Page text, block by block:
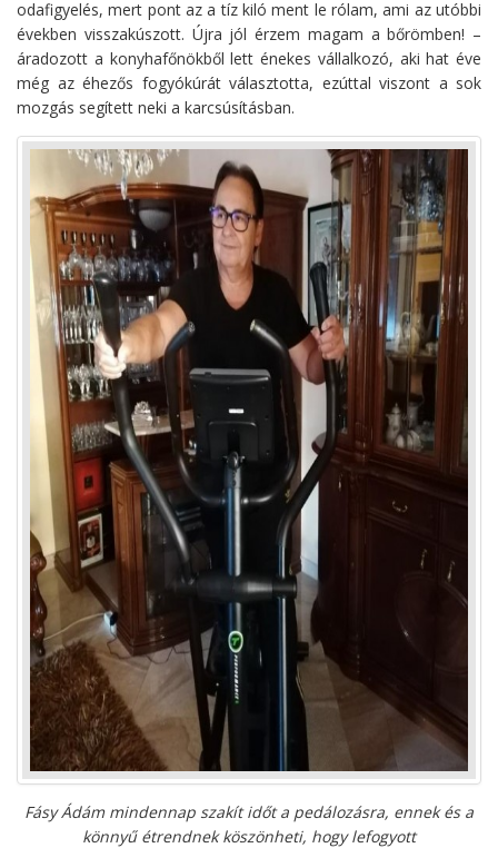
odafigyelés, mert pont az a tíz kiló ment le rólam, ami az utóbbi
években visszakúszott. Újra jól érzem magam a bőrömben! –
áradozott a konyhafőnökből lett énekes vállalkozó, aki hat éve
még az éhezős fogyókúrát választotta, ezúttal viszont a sok
mozgás segített neki a karcsúsításban.
Fásy Ádám mindennap szakít időt a pedálozásra, ennek és a
könnyű étrendnek köszönheti, hogy lefogyott